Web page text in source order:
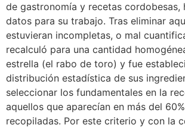
de gastronomía y recetas cordobesas,
datos para su trabajo. Tras eliminar
estuvieran incompletas, o mal
recalculó para una cantidad
estrella (el rabo de toro) y fue
distribución estadística de sus
seleccionar los fundamentales en la
aquellos que aparecían en más del
recopiladas. Por este criterio y con la